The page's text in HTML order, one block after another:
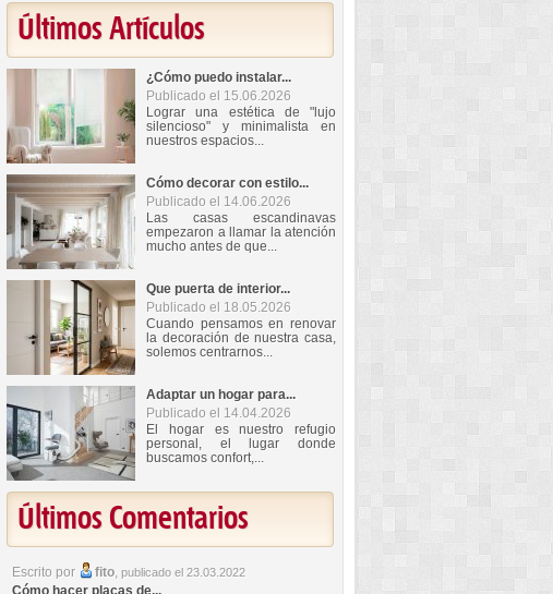
Últimos Artículos
¿Cómo puedo instalar...
Publicado el 15.06.2026
Lograr una estética de "lujo
silencioso" y minimalista en
nuestros espacios...
Cómo decorar con estilo...
Publicado el 14.06.2026
Las casas escandinavas
empezaron a llamar la atención
mucho antes de que...
Que puerta de interior...
Publicado el 18.05.2026
Cuando pensamos en renovar
la decoración de nuestra casa,
solemos centrarnos...
Adaptar un hogar para...
Publicado el 14.04.2026
El hogar es nuestro refugio
personal, el lugar donde
buscamos confort,...
Últimos Comentarios
Escrito por fito, publicado el 23.03.2022
Cómo hacer placas de...